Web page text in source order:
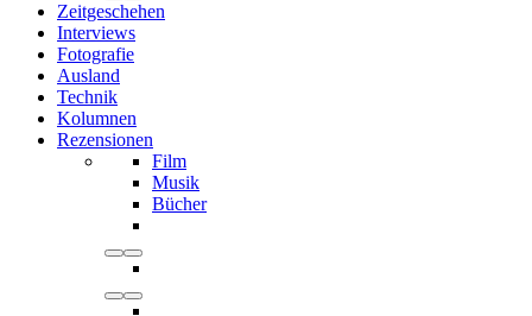
Zeitgeschehen
Interviews
Fotografie
Ausland
Technik
Kolumnen
Rezensionen
Film
Musik
Bücher